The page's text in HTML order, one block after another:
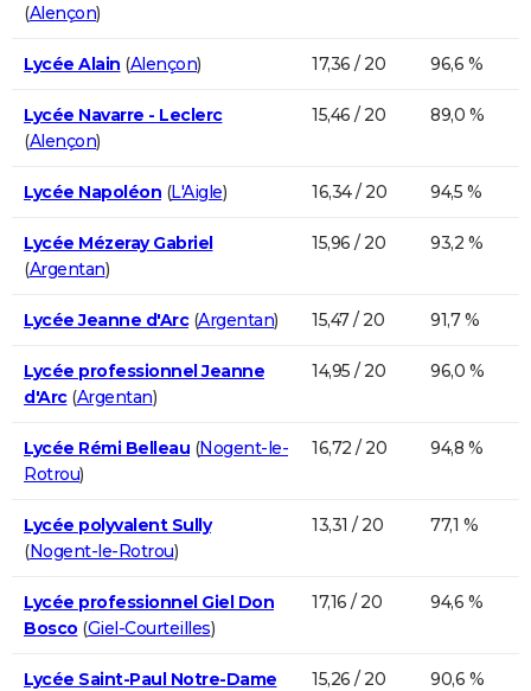
(Alençon)
Lycée Alain (Alençon) 17,36 / 20 96,6 %
Lycée Navarre - Leclerc
(Alençon)
15,46 / 20 89,0 %
Lycée Napoléon (L'Aigle) 16,34 / 20 94,5 %
Lycée Mézeray Gabriel
(Argentan)
15,96 / 20 93,2 %
Lycée Jeanne d'Arc(Argentan) 15,47 / 20 91,7 %
Lycée professionnel Jeanne
d'Arc(Argentan)
14,95 / 20 96,0 %
Lycée Rémi Belleau (Nogent-le-
Rotrou)
16,72 / 20 94,8 %
Lycée polyvalent Sully
(Nogent-le-Rotrou)
13,31 / 20 77,1 %
Lycée professionnel Giel Don
Bosco (Giel-Courteilles)
17,16 / 20 94,6 %
Lycée Saint-Paul Notre-Dame
15,26 / 20 90,6 %